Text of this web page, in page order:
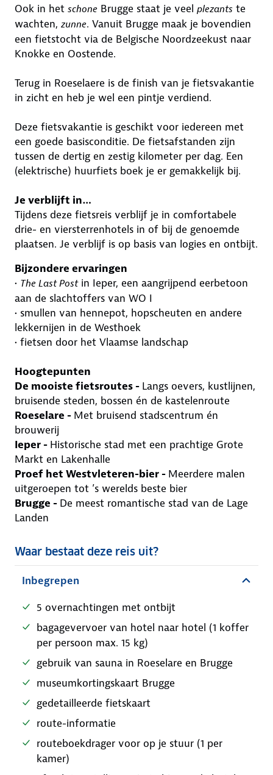
Ook in het schone Brugge staat je veel plezants te
wachten, zunne. Vanuit Brugge maak je bovendien
een fietstocht via de Belgische Noordzeekust naar
Knokke en Oostende.
Terug in Roeselaere is de finish van je fietsvakantie
in zicht en heb je wel een pintje verdiend.
Deze fietsvakantie is geschikt voor iedereen met
een goede basisconditie. De fietsafstanden zijn
tussen de dertig en zestig kilometer per dag. Een
(elektrische) huurfiets boek je er gemakkelijk bij.
Je verblijft in…
Tijdens deze fietsreis verblijf je in comfortabele
drie- en viersterrenhotels in of bij de genoemde
plaatsen. Je verblijf is op basis van logies en ontbijt.
Bijzondere ervaringen
• The Last Postin Ieper, een aangrijpend eerbetoon
aan de slachtoffers van WO I
• smullen van hennepot, hopscheuten en andere
lekkernijen in de Westhoek
• fietsen door het Vlaamse landschap
Hoogtepunten
De mooiste fietsroutes - Langs oevers, kustlijnen,
bruisende steden, bossen én de kastelenroute
Roeselare - Met bruisend stadscentrum én
brouwerij
Ieper - Historische stad met een prachtige Grote
Markt en Lakenhalle
Proef het Westvleteren-bier - Meerdere malen
uitgeroepen tot ’s werelds beste bier
Brugge - De meest romantische stad van de Lage
Landen
Waar bestaat deze reis uit?
Inbegrepen
5 overnachtingen met ontbijt
bagagevervoer van hotel naar hotel (1 koffer
per persoon max. 15 kg)
gebruik van sauna in Roeselare en Brugge
museumkortingskaart Brugge
gedetailleerde fietskaart
route-informatie
routeboekdrager voor op je stuur (1 per
kamer)